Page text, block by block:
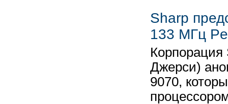
Sharp
133 МГц
Джерси)
9070,